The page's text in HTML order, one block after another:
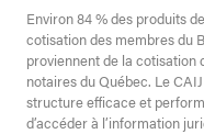
Environ 84 % des produits
cotisation des membres du
proviennent de la cotisation
notaires du Québec. Le
structure efficace et
d’accéder à l’information